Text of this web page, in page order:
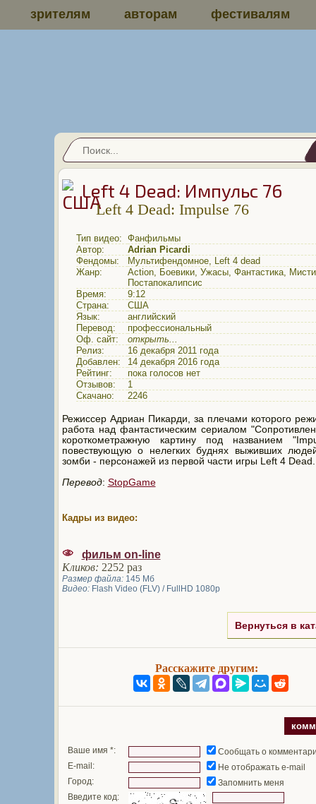
зрителям авторам фестивалям
Left 4 Dead: Импульс 76
Left 4 Dead: Impulse 76
Тип видео: Фанфильмы
Автор:
Adrian Picardi
Фендомы:
Мультифендомное, Left 4 dead
Жанр:
Action, Боевики, Ужасы, Фантастика,
Постапокалипсис
Время:
9:12
Страна:
США
Язык:
английский
Перевод:
профессиональный
Оф. сайт:
открыть...
Релиз:
16 декабря 2011 года
Добавлен:
14 декабря 2016 года
Рейтинг:
пока голосов нет
Отзывов:
1
Скачано:
2246
Режиссер Адриан Пикарди, за плечами которого
работа над фантастическим сериалом
короткометражную картину под названием
повествующую о нелегких буднях выживших
зомби - персонажей из первой части игры Left 4 Dead.
Перевод: StopGame
Кадры из видео:
фильм on-line
Кликов: 2252 раз
Размер файла:145 Мб
Видео:Flash Video (FLV) / FullHD 1080p
Вернуться в
Расскажите другим:
Ваше имя *:
Сообщать о
E-mail:
Не отображать e-mail
Город:
Запомнить меня
Введите код: